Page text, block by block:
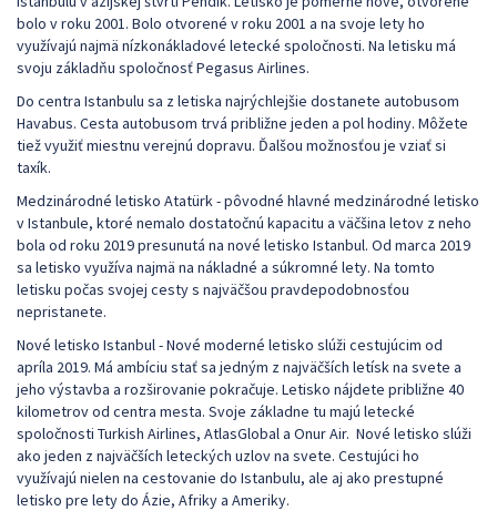
bolo v roku 2001. Bolo otvorené v roku 2001 a na svoje lety ho
využívajú najmä nízkonákladové letecké spoločnosti. Na letisku má
svoju základňu spoločnosť Pegasus Airlines.
Do centra Istanbulu sa z letiska najrýchlejšie dostanete autobusom
Havabus. Cesta autobusom trvá približne jeden a pol hodiny. Môžete
tiež využiť miestnu verejnú dopravu. Ďalšou možnosťou je vziať si
taxík.
Medzinárodné letisko Atatürk - pôvodné hlavné medzinárodné letisko
v Istanbule, ktoré nemalo dostatočnú kapacitu a väčšina letov z neho
bola od roku 2019 presunutá na nové letisko Istanbul. Od marca 2019
sa letisko využíva najmä na nákladné a súkromné lety. Na tomto
letisku počas svojej cesty s najväčšou pravdepodobnosťou
nepristanete.
Nové letisko Istanbul - Nové moderné letisko slúži cestujúcim od
apríla 2019. Má ambíciu stať sa jedným z najväčších letísk na svete a
jeho výstavba a rozširovanie pokračuje. Letisko nájdete približne 40
kilometrov od centra mesta. Svoje základne tu majú letecké
spoločnosti Turkish Airlines, AtlasGlobal a Onur Air. Nové letisko slúži
ako jeden z najväčších leteckých uzlov na svete. Cestujúci ho
využívajú nielen na cestovanie do Istanbulu, ale aj ako prestupné
letisko pre lety do Ázie, Afriky a Ameriky.